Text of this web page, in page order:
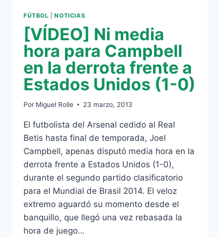
FÚTBOL |NOTICIAS
[VÍDEO] Ni media
hora para Campbell
en la derrota frente a
Estados Unidos (1-0)
Por Miguel Rolle 23 marzo, 2013
El futbolista del Arsenal cedido al Real
Betis hasta final de temporada, Joel
Campbell, apenas disputó media hora en la
derrota frente a Estados Unidos (1-0),
durante el segundo partido clasificatorio
para el Mundial de Brasil 2014. El veloz
extremo aguardó su momento desde el
banquillo, que llegó una vez rebasada la
hora de juego…